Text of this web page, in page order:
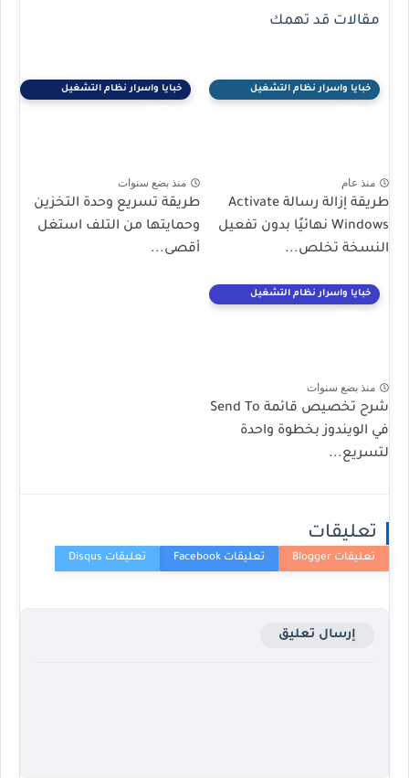
مقالات قد تهمك
خبايا واسرار نظام التشغيل
منذ عام
طريقة إزالة رسالة Activate
Windows نهائيًا بدون تفعيل
النسخة تخلص...
خبايا واسرار نظام التشغيل
منذ بضع سنوات
طريقة تسريع وحدة التخزين
وحمايتها من التلف استغل
أقصى...
خبايا واسرار نظام التشغيل
منذ بضع سنوات
شرح تخصيص قائمة Send To
في الويندوز بخطوة واحدة
لتسريع...
تعليقات
إرسال تعليق